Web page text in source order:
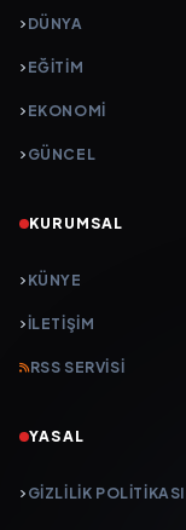
DÜNYA
EĞİTİM
EKONOMİ
GÜNCEL
KURUMSAL
KÜNYE
İLETIŞIM
RSS SERVISI
YASAL
GIZLILIK POLITIKASI